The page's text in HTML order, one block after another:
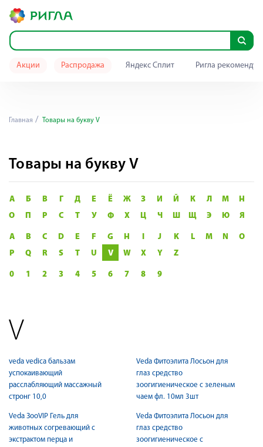
Акции Распродажа Яндекс Сплит Ригла
Главная Товары на букву V
Товары на букву V
А Б В Г Д Е Ё Ж З И Й К Л М
Н
О
П Р С Т У Ф Х Ц Ч Ш Щ Э Ю Я
A B C D E F G H I J K L M N
O
P
Q R S T U V W X Y Z
0 1 2 3 4 5 6 7 8 9
V
veda vedica бальзам
успокаивающий
расслабляющий массажный
стронг 10,0
Veda ЗооVIP Гель для
животных согревающий с
экстрактом перца и
Veda Фитоэлита Лосьон для
глаз средство
зоогигиеническое с зеленым
чаем фл. 10мл 3шт
Veda Фитоэлита Лосьон для
глаз средство
зоогигиеническое с